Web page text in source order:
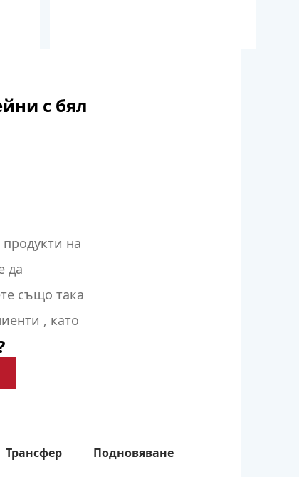
с бял
продукти на
да
също така
, като
Трансфер Подновяване